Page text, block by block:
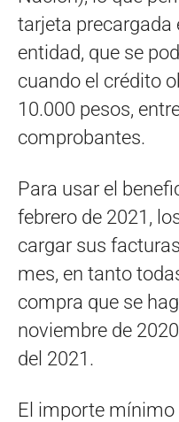
tarjeta precargada
entidad, que se
cuando el crédito
10.000 pesos,
comprobantes.
Para usar el
febrero de 2021,
cargar sus
mes, en tanto
compra que se
noviembre de
del 2021.
El importe mínimo